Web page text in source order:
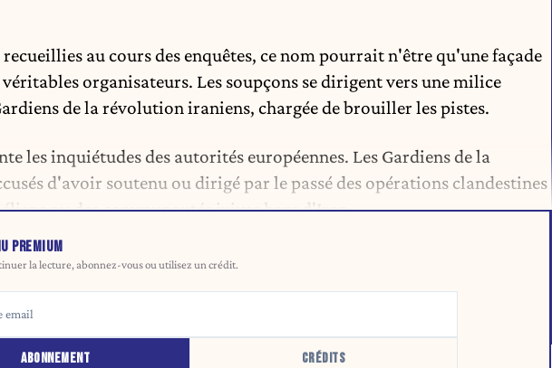
au cours des enquêtes, ce nom pourrait n'être qu'une façade
organisateurs. Les soupçons se dirigent vers une milice
de la révolution iraniens, chargée de brouiller les pistes.
les inquiétudes des autorités européennes. Les Gardiens de la
d'avoir soutenu ou dirigé par le passé des opérations clandestines
ou des communautés juives hors d'Iran.
PREMIUM
la lecture, abonnez-vous ou utilisez un crédit.
ABONNEMENT CRÉDITS